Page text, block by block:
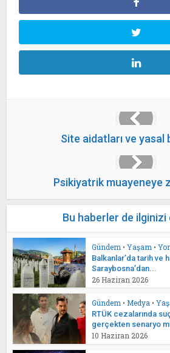
Site aidatları ve yasal
Psikiyatrik muayeneye
Bu haberler de ilginizi
Gündem • Yaşam •
Balkanlar’da tarih ve
Saraybosna’dan...
26 Haziran 2026
Gündem • Medya •
RTÜK cezalarında
gerçekten senaryo
10 Haziran 2026